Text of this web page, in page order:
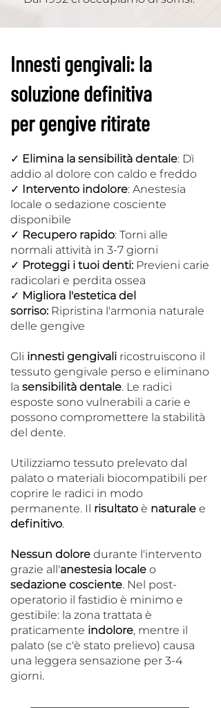
Innesti gengivali: la
soluzione definitiva
per gengive ritirate
✓ Elimina la sensibilità dentale: Dì
addio al dolore con caldo e freddo
✓ Intervento indolore: Anestesia
locale o sedazione cosciente
disponibile
✓ Recupero rapido: Torni alle
normali attività in 3-7 giorni
✓ Proteggi i tuoi denti: Previeni carie
radicolari e perdita ossea
✓ Migliora l'estetica del
sorriso: Ripristina l'armonia naturale
delle gengive
Gli innesti gengivali ricostruiscono il
tessuto gengivale perso e eliminano
la sensibilità dentale. Le radici
esposte sono vulnerabili a carie e
possono compromettere la stabilità
del dente.
Utilizziamo tessuto prelevato dal
palato o materiali biocompatibili per
coprire le radici in modo
permanente. Il risultato è naturale e
definitivo.
Nessun dolore durante l'intervento
grazie all'anestesia locale o
sedazione cosciente. Nel post-
operatorio il fastidio è minimo e
gestibile: la zona trattata è
praticamente indolore, mentre il
palato (se c'è stato prelievo) causa
una leggera sensazione per 3-4
giorni.